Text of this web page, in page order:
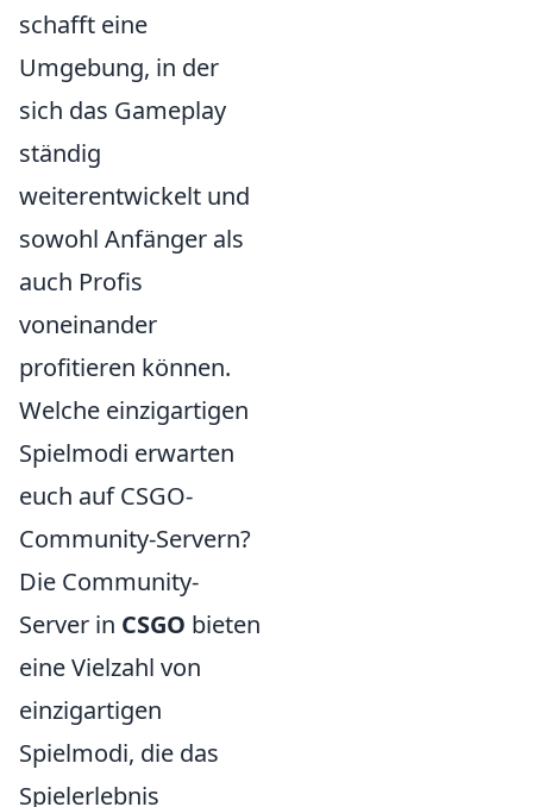
schafft eine
Umgebung, in der
sich das Gameplay
ständig
weiterentwickelt und
sowohl Anfänger als
auch Profis
voneinander
profitieren können.
Welche einzigartigen
Spielmodi erwarten
euch auf CSGO-
Community-Servern?
Die Community-
Server in CSGO bieten
eine Vielzahl von
einzigartigen
Spielmodi, die das
Spielerlebnis